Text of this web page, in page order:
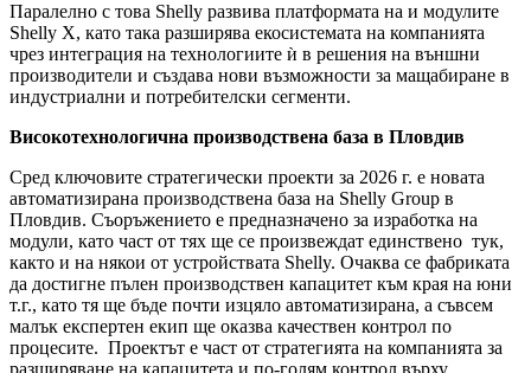
Паралелно с това Shelly развива платформата на и модулите
Shelly X, като така разширява екосистемата на компанията
чрез интеграция на технологиите ѝ в решения на външни
производители и създава нови възможности за мащабиране в
индустриални и потребителски сегменти.
Високотехнологична производствена база в Пловдив
Сред ключовите стратегически проекти за 2026 г. е новата
автоматизирана производствена база на Shelly Group в
Пловдив. Съоръжението е предназначено за изработка на
модули, като част от тях ще се произвеждат единствено тук,
както и на някои от устройствата Shelly. Очаква се фабриката
да достигне пълен производствен капацитет към края на юни
т.г., като тя ще бъде почти изцяло автоматизирана, а съвсем
малък експертен екип ще оказва качествен контрол по
процесите. Проектът е част от стратегията на компанията за